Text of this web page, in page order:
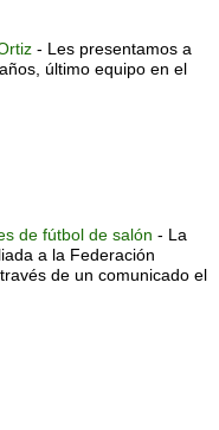
- Les presentamos a
último equipo en el
de fútbol de salón - La
a la Federación
de un comunicado el